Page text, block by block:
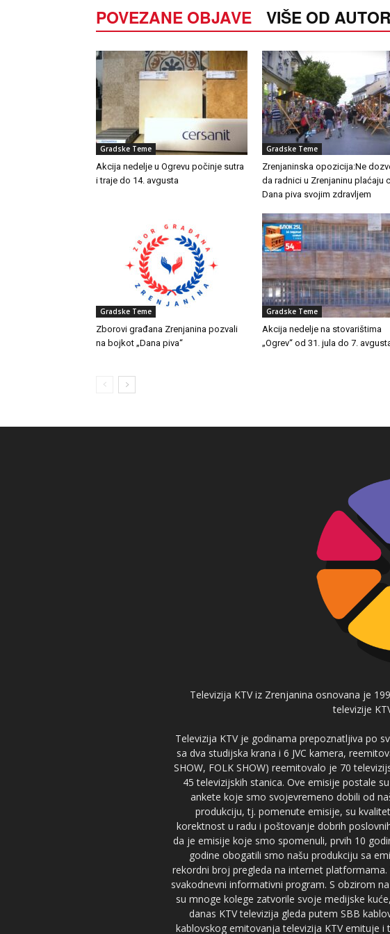
POVEZANE OBJAVE VIŠE OD
Gradske Teme
Akcija nedelje u Ogrevu počinje sutra
i traje do 14. avgusta
Gradske Teme
Zrenjaninska opozicija:Ne
da radnici u Zrenjaninu plaćaju
Dana piva svojim zdravljem
Gradske Teme
Zborovi građana Zrenjanina pozvali
na bojkot „Dana piva“
Gradske Teme
Akcija nedelje na stovarištima
„Ogrev“ od 31. jula do 7.
Televizija KTV iz Zrenjanina osnovana je
televizije
Televizija KTV je godinama prepoznatljiva po
sa dva studijska krana i 6 JVC kamera,
SHOW, FOLK SHOW) reemitovalo je 70
45 televizijskih stanica. Ove emisije postale
ankete koje smo svojevremeno dobili od
produkciju, tj. pomenute emisije, su
korektnost u radu i poštovanje dobrih
da je emisije koje smo spomenuli, prvih 10
godine obogatili smo našu produkciju sa
rekordni broj pregleda na internet
svakodnevni informativni program. S obzirom
su mnoge kolege zatvorile svoje medijske
danas KTV televizija gleda putem SBB
kablovskog emitovanja televizija KTV emituje